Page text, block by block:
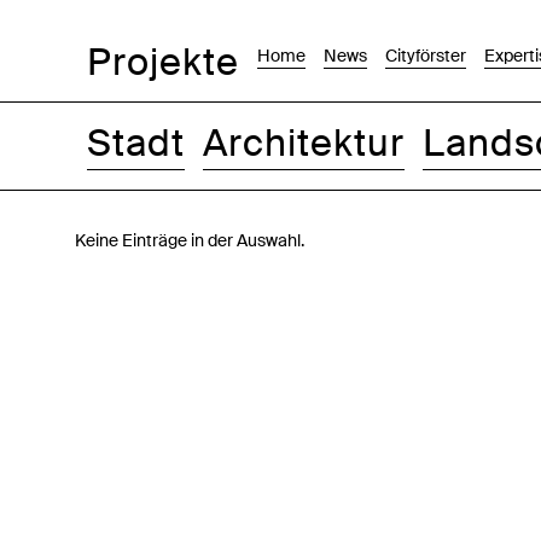
Projekte Home News Cityförster
Stadt Architektur
Keine Einträge in der Auswahl.